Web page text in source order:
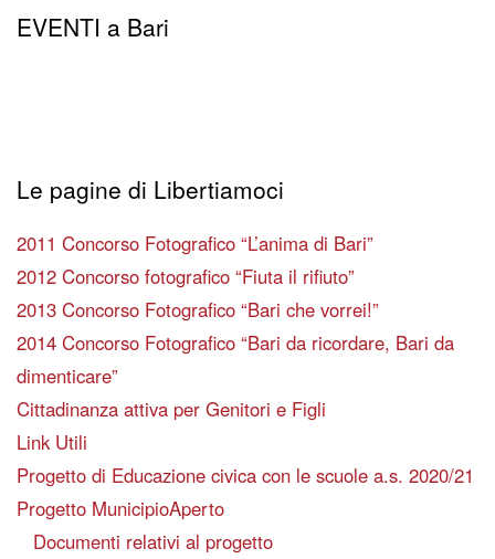
EVENTI a Bari
Le pagine di Libertiamoci
2011 Concorso Fotografico “L’anima di Bari”
2012 Concorso fotografico “Fiuta il rifiuto”
2013 Concorso Fotografico “Bari che vorrei!”
2014 Concorso Fotografico “Bari da ricordare, Bari da
dimenticare”
Cittadinanza attiva per Genitori e Figli
Link Utili
Progetto di Educazione civica con le scuole a.s. 2020/21
Progetto MunicipioAperto
Documenti relativi al progetto